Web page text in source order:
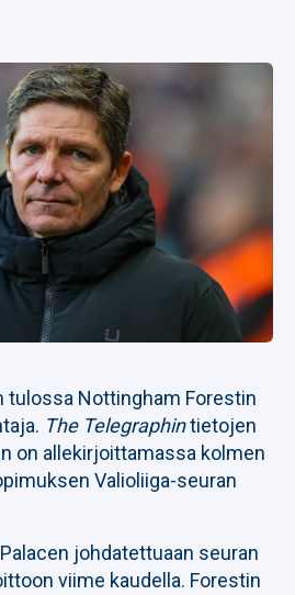
tulossa Nottingham Forestin
The Telegraphintietojen
on allekirjoittamassa kolmen
Valioliiga-seuran
johdatettuaan seuran
viime kaudella. Forestin